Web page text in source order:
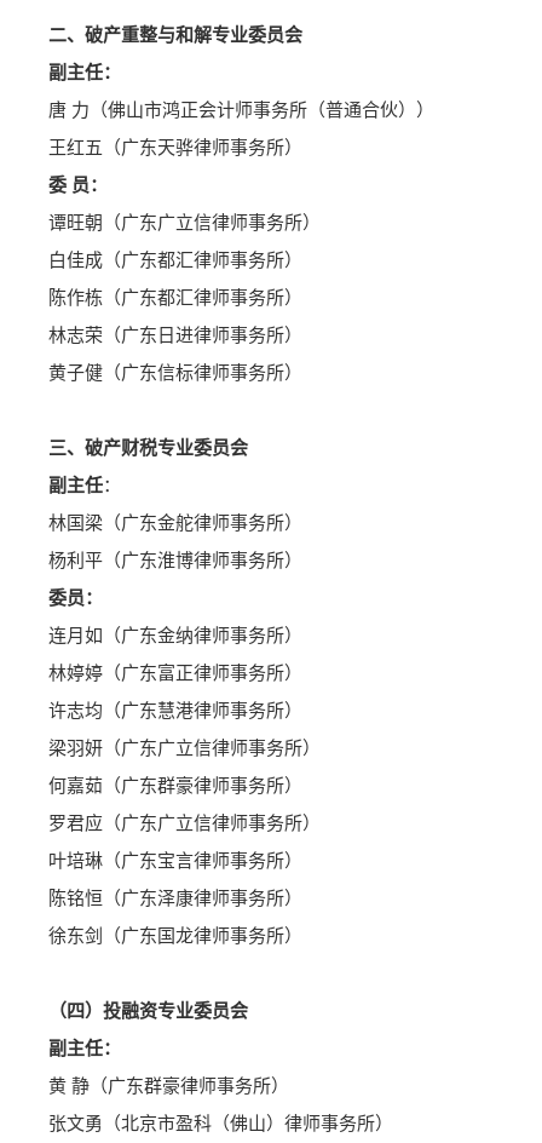
二、破产重整与和解专业委员会
副主任：
唐 力（佛山市鸿正会计师事务所（普通合伙））
王红五（广东天骅律师事务所）
委 员：
谭旺朝（广东广立信律师事务所）
白佳成（广东都汇律师事务所）
陈作栋（广东都汇律师事务所）
林志荣（广东日进律师事务所）
黄子健（广东信标律师事务所）
三、破产财税专业委员会
副主任：
林国梁（广东金舵律师事务所）
杨利平（广东淮博律师事务所）
委员：
连月如（广东金纳律师事务所）
林婷婷（广东富正律师事务所）
许志均（广东慧港律师事务所）
梁羽妍（广东广立信律师事务所）
何嘉茹（广东群豪律师事务所）
罗君应（广东广立信律师事务所）
叶培琳（广东宝言律师事务所）
陈铭恒（广东泽康律师事务所）
徐东剑（广东国龙律师事务所）
（四）投融资专业委员会
副主任：
黄 静（广东群豪律师事务所）
张文勇（北京市盈科（佛山）律师事务所）